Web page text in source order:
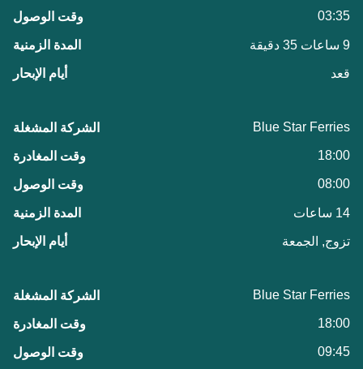
03:35
9 ساعات 35 دقيقة
قعد
Blue Star Ferries
18:00
08:00
14 ساعات
تزوج, الجمعة
Blue Star Ferries
18:00
09:45